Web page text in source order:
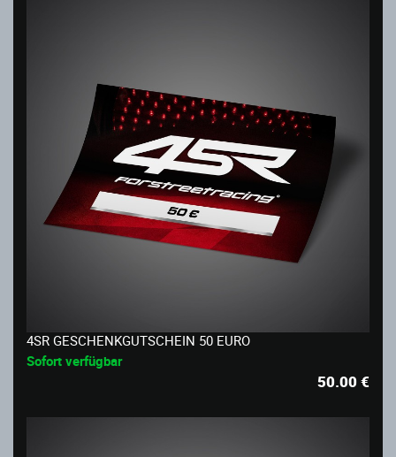
4SR GESCHENKGUTSCHEIN 50 EURO
Sofort verfügbar
50.00€